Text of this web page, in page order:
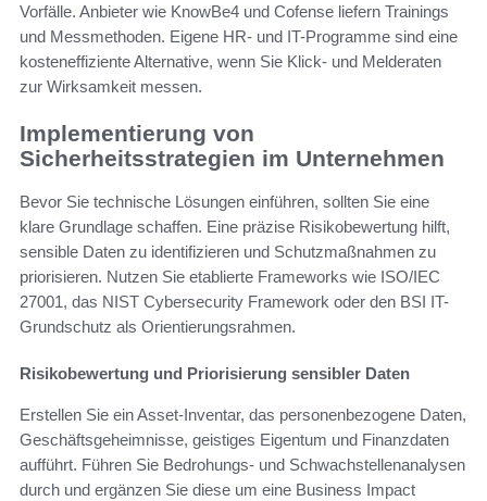
Vorfälle. Anbieter wie KnowBe4 und Cofense liefern Trainings
und Messmethoden. Eigene HR- und IT-Programme sind eine
kosteneffiziente Alternative, wenn Sie Klick- und Melderaten
zur Wirksamkeit messen.
Implementierung von
Sicherheitsstrategien im Unternehmen
Bevor Sie technische Lösungen einführen, sollten Sie eine
klare Grundlage schaffen. Eine präzise Risikobewertung hilft,
sensible Daten zu identifizieren und Schutzmaßnahmen zu
priorisieren. Nutzen Sie etablierte Frameworks wie ISO/IEC
27001, das NIST Cybersecurity Framework oder den BSI IT-
Grundschutz als Orientierungsrahmen.
Risikobewertung und Priorisierung sensibler Daten
Erstellen Sie ein Asset-Inventar, das personenbezogene Daten,
Geschäftsgeheimnisse, geistiges Eigentum und Finanzdaten
aufführt. Führen Sie Bedrohungs- und Schwachstellenanalysen
durch und ergänzen Sie diese um eine Business Impact